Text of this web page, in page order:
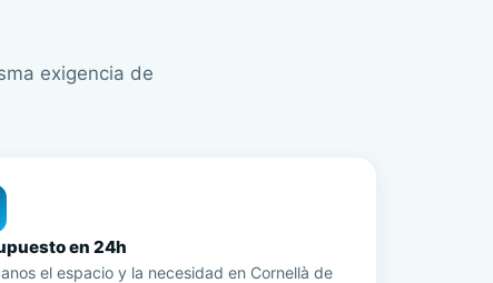
exigencia de
en 24h
el espacio y la necesidad en Cornellà de